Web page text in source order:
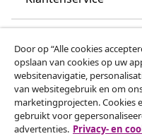
vidaXL
Ontdek meer
Door op “Alle cookies
opslaan van cookies op uw
websitenavigatie,
van websitegebruik en om
marketingprojecten. Cookies
gebruikt voor
advertenties. Privacy- en